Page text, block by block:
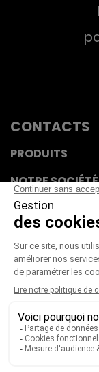
CONTACTS
PRODUITS
NOTRE SOCIÉTÉ
VOTRE COMPTE
CGV|CGU |
Paiement
Télécharger